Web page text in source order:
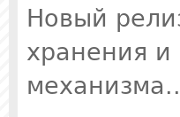
Новый
хранения и